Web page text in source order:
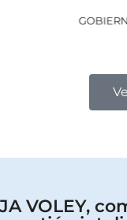
GOBIERNO DE LA
VOLEY,